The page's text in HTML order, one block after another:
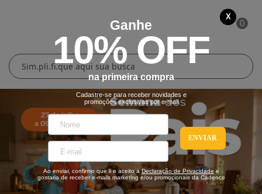
0
X
Ganhe
10% OFF
na primeira compra
Cadastre-se para receber novidades e
promoções exclusivas por e-mail
ENVIAR
Ao enviar, confirmo que li e aceito aDeclaração de Privacidade e
gostaria de receber e-mails marketing e/ou promocionais da Cadence
Cozinha
Blenders
Liquidificadores
Grills e Sanduicheiras
Chaleiras Elétricas
Lar
Ferros e Passadeiras
Conforto Térmico
Aquecedores
Climatizadores
Ventiladores
Cuidados Pessoais
Escovas Secadoras
Secadores
Cortadores de Cabelo
Pranchas